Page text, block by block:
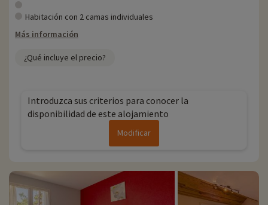
Para más información
Habitación con 2 camas individuales
Más información
¿Qué incluye el precio?
Introduzca sus criterios para conocer la
disponibilidad de este alojamiento
Modificar